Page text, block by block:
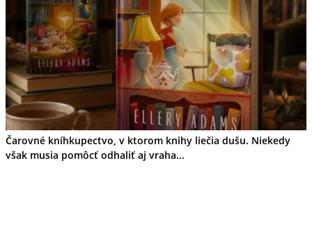
Čarovné kníhkupectvo, v ktorom knihy liečia dušu. Niekedy
však musia pomôcť odhaliť aj vraha...